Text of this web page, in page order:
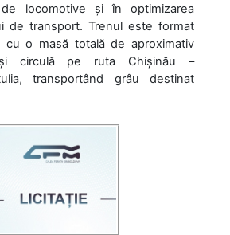
locomotive și în optimizarea
de transport. Trenul este format
o masă totală de aproximativ
circulă pe ruta Chișinău –
transportând grâu destinat